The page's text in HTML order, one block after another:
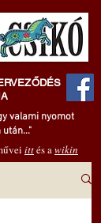
valami nyomot
ittés awikin